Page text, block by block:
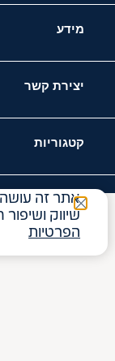
מידע
יצירת קשר
קטגוריות
אתר זה עושה
שיווק ושיפור
הפרטיות